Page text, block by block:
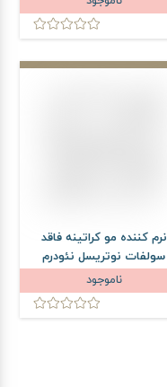
نرم کننده مو کراتینه فاقد
سولفات نوتریسل نئودرم
ناموجود